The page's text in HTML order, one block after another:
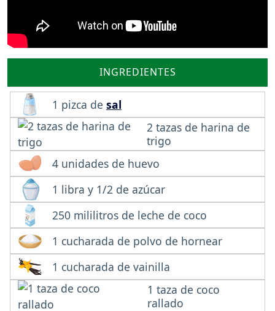
INGREDIENTES
1 pizca de sal
2 tazas de harina de
trigo
4 unidades de huevo
1 libra y 1/2 de azúcar
250 mililitros de leche de coco
1 cucharada de polvo de hornear
1 cucharada de vainilla
1 taza de coco
rallado